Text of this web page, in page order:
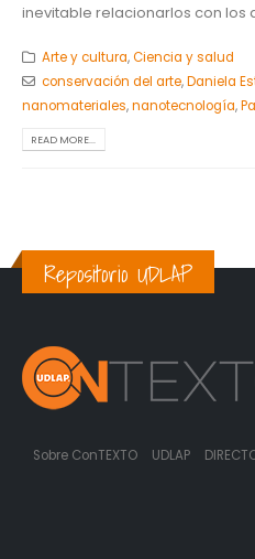
inevitable relacionarlos con los
Arte y cultura,Ciencia y salud
conservación del arte,Daniela
nanomateriales,nanotecnología,
READ MORE...
Repositorio UDLAP
Sobre ConTEXTO UDLAP